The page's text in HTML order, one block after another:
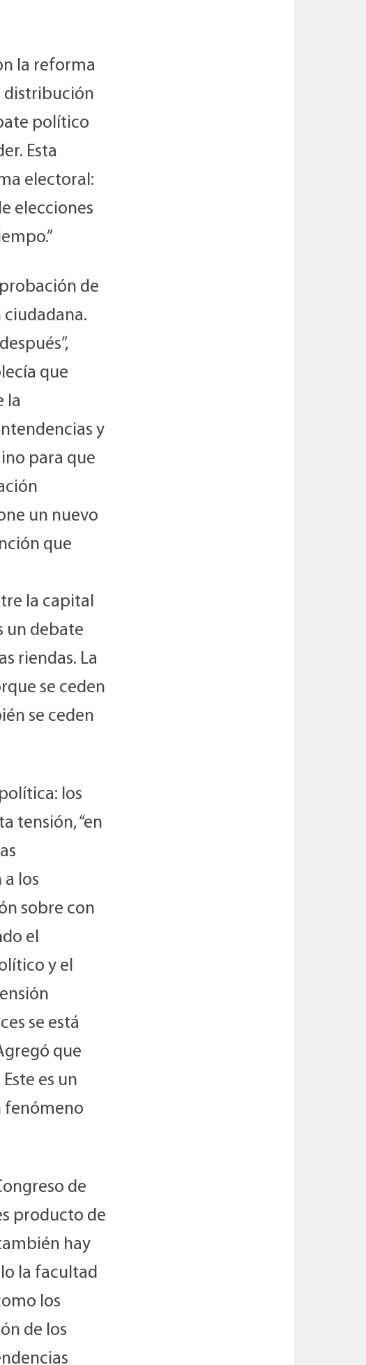
la reforma
distribución
político
Esta
electoral:
elecciones
de
que
la
y
para que
un nuevo
que
la capital
un debate
riendas. La
se ceden
se ceden
los
tensión, “en
los
sobre con
el
y el
se está
que
es un
fenómeno
de
producto de
hay
la facultad
los
de los